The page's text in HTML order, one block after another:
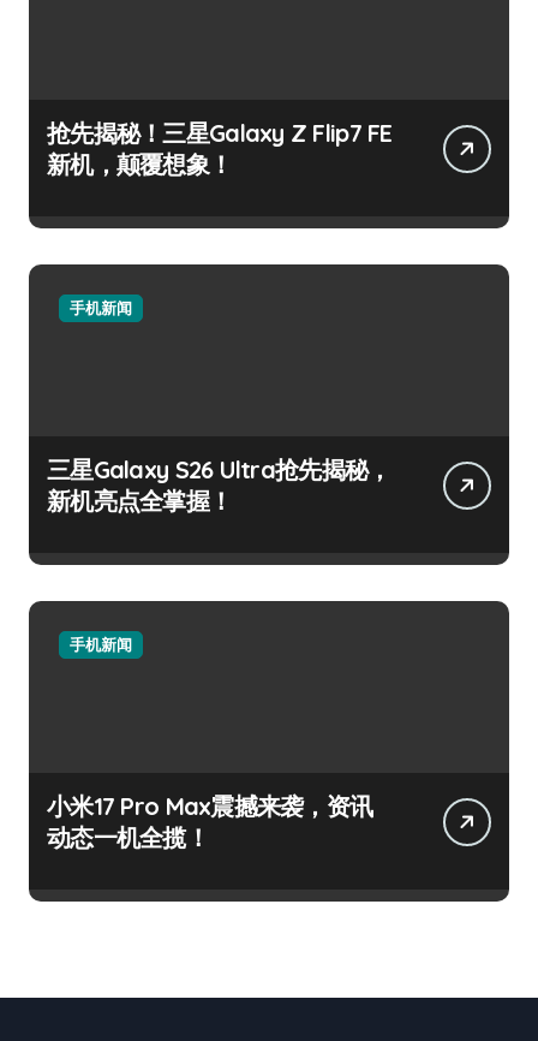
抢先揭秘！三星Galaxy Z Flip7 FE
新机，颠覆想象！
手机新闻
三星Galaxy S26 Ultra抢先揭秘，
新机亮点全掌握！
手机新闻
小米17 Pro Max震撼来袭，资讯
动态一机全揽！